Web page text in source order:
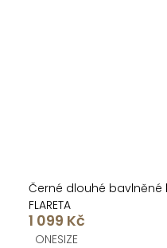
Černé dlouhé
FLARETA
1 099 Kč
ONESIZE